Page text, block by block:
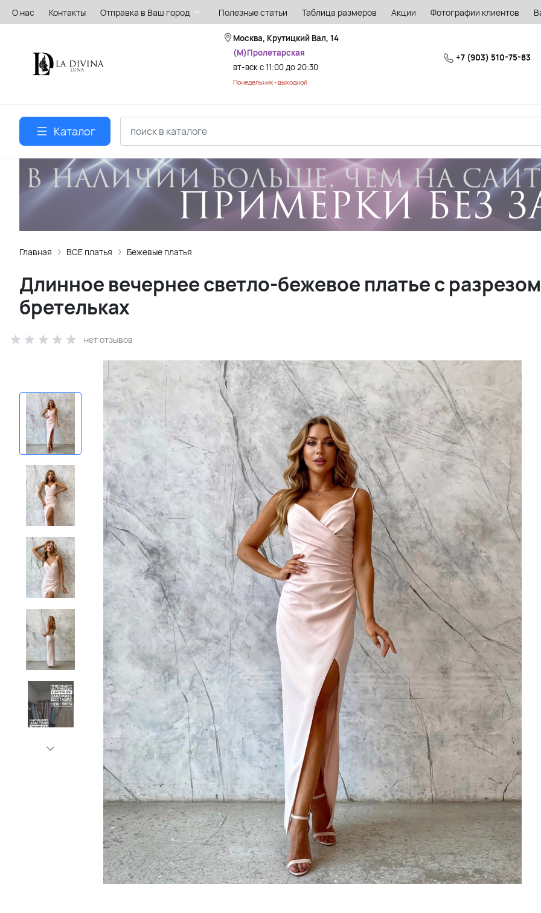
О нас Контакты Отправка в Ваш город Полезные статьи Таблица размеров Акции Фотографии клиентов
Москва, Крутицкий Вал, 14
(М)Пролетарская
вт-вск с 11:00 до 20:30
Понедельник - выходной
+7 (903) 510-75-83
Каталог
Главная ВСЕ платья Бежевые платья
Длинное вечернее светло-бежевое платье с
бретельках
нет отзывов